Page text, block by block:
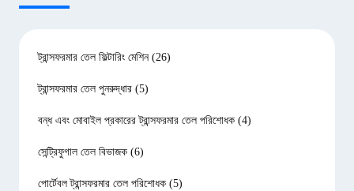
ট্রান্সফরমার তেল ফিল্টারিং মেশিন (26)
ট্রান্সফরমার তেল পুনরুদ্ধার (5)
বন্ধ এবং মোবাইল প্রকারের ট্রান্সফরমার তেল পরিশোধক (4)
সেন্ট্রিফুগাল তেল বিভাজক (6)
পোর্টেবল ট্রান্সফরমার তেল পরিশোধক (5)